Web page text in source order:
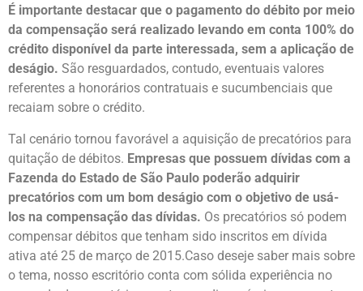
É importante destacar que o pagamento do débito por meio
da compensação será realizado levando em conta 100% do
crédito disponível da parte interessada, sem a aplicação de
deságio. São resguardados, contudo, eventuais valores
referentes a honorários contratuais e sucumbenciais que
recaiam sobre o crédito.
Tal cenário tornou favorável a aquisição de precatórios para
quitação de débitos. Empresas que possuem dívidas com a
Fazenda do Estado de São Paulo poderão adquirir
precatórios com um bom deságio com o objetivo de usá-
los na compensação das dívidas. Os precatórios só podem
compensar débitos que tenham sido inscritos em dívida
ativa até 25 de março de 2015.Caso deseje saber mais sobre
o tema, nosso escritório conta com sólida experiência no